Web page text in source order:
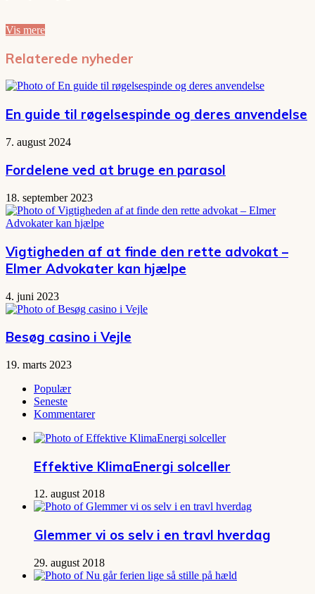
Vis mere
Relaterede nyheder
En guide til røgelsespinde og deres anvendelse
7. august 2024
Fordelene ved at bruge en parasol
18. september 2023
Vigtigheden af at finde den rette advokat –
Elmer Advokater kan hjælpe
4. juni 2023
Besøg casino i Vejle
19. marts 2023
Populær
Seneste
Kommentarer
Effektive KlimaEnergi solceller
12. august 2018
Glemmer vi os selv i en travl hverdag
29. august 2018